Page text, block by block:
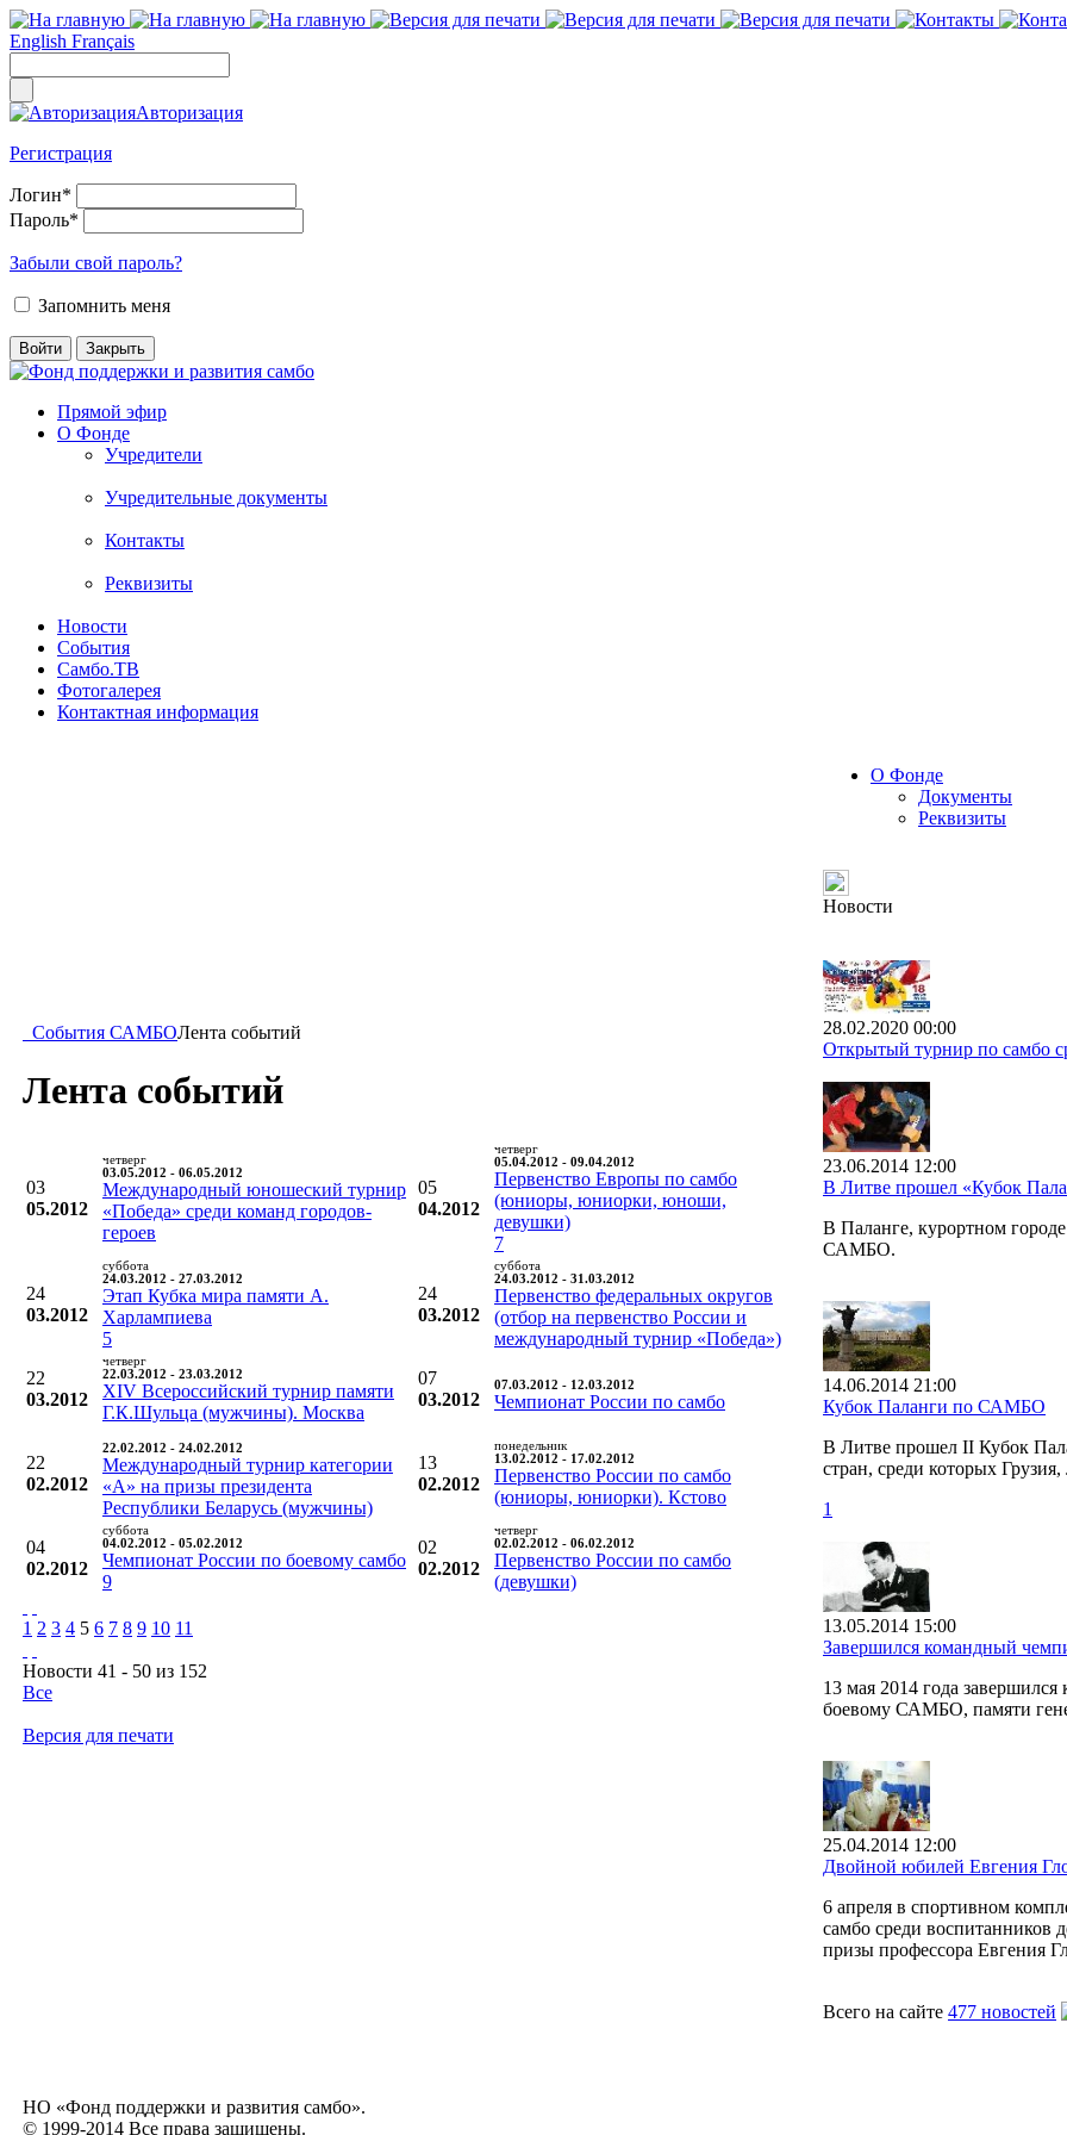
English Français
Авторизация
Регистрация
Логин*
Пароль*
Забыли свой пароль?
Запомнить меня
Прямой эфир
О Фонде
Учредители
Учредительные документы
Контакты
Реквизиты
Новости
События
Самбо.ТВ
Фотогалерея
Контактная информация
События САМБОЛента событий
Лента событий
03
05.2012
четверг
03.05.2012 - 06.05.2012
Международный юношеский турнир
«Победа» среди команд городов-
героев
05
04.2012
четверг
05.04.2012 - 09.04.2012
Первенство Европы по самбо
(юниоры, юниорки, юноши,
девушки)
7
24
03.2012
суббота
24.03.2012 - 27.03.2012
Этап Кубка мира памяти А.
Харлампиева
5
24
03.2012
суббота
24.03.2012 - 31.03.2012
Первенство федеральных округов
(отбор на первенство России и
международный турнир «Победа»)
22
03.2012
четверг
22.03.2012 - 23.03.2012
XIV Всероссийский турнир памяти
Г.К.Шульца (мужчины). Москва
07
03.2012
07.03.2012 - 12.03.2012
Чемпионат России по самбо
22
02.2012
22.02.2012 - 24.02.2012
Международный турнир категории
«А» на призы президента
Республики Беларусь (мужчины)
13
02.2012
понедельник
13.02.2012 - 17.02.2012
Первенство России по самбо
(юниоры, юниорки). Кстово
04
02.2012
суббота
04.02.2012 - 05.02.2012
Чемпионат России по боевому самбо
9
02
02.2012
четверг
02.02.2012 - 06.02.2012
Первенство России по самбо
(девушки)
1 2 3 4 5 6 7 8 9 10 11
Новости 41 - 50 из 152
Все
Версия для печати
О Фонде
Документы
Реквизиты
Новости
28.02.2020 00:00
Открытый турнир по самбо
23.06.2014 12:00
В Литве прошел «Кубок
В Паланге, курортном
САМБО.
14.06.2014 21:00
Кубок Паланги по САМБО
В Литве прошел II Кубок
стран, среди которых
1
13.05.2014 15:00
Завершился командный
13 мая 2014 года
боевому САМБО, памяти
25.04.2014 12:00
Двойной юбилей Евгения
6 апреля в спортивном
самбо среди воспитанников
призы профессора Евгения
Всего на сайте 477 новостей
НО «Фонд поддержки и развития самбо».
© 1999-2014 Все права защищены.